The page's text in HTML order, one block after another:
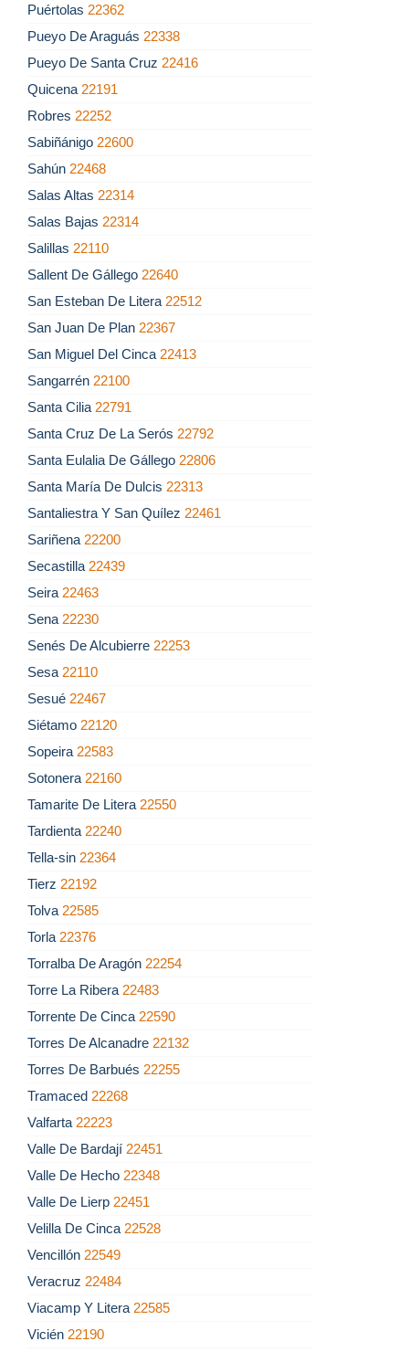
Puértolas 22362
Pueyo De Araguás 22338
Pueyo De Santa Cruz 22416
Quicena 22191
Robres 22252
Sabiñánigo 22600
Sahún 22468
Salas Altas 22314
Salas Bajas 22314
Salillas 22110
Sallent De Gállego 22640
San Esteban De Litera 22512
San Juan De Plan 22367
San Miguel Del Cinca 22413
Sangarrén 22100
Santa Cilia 22791
Santa Cruz De La Serós 22792
Santa Eulalia De Gállego 22806
Santa María De Dulcis 22313
Santaliestra Y San Quílez 22461
Sariñena 22200
Secastilla 22439
Seira 22463
Sena 22230
Senés De Alcubierre 22253
Sesa 22110
Sesué 22467
Siétamo 22120
Sopeira 22583
Sotonera 22160
Tamarite De Litera 22550
Tardienta 22240
Tella-sin 22364
Tierz 22192
Tolva 22585
Torla 22376
Torralba De Aragón 22254
Torre La Ribera 22483
Torrente De Cinca 22590
Torres De Alcanadre 22132
Torres De Barbués 22255
Tramaced 22268
Valfarta 22223
Valle De Bardají 22451
Valle De Hecho 22348
Valle De Lierp 22451
Velilla De Cinca 22528
Vencillón 22549
Veracruz 22484
Viacamp Y Litera 22585
Vicién 22190